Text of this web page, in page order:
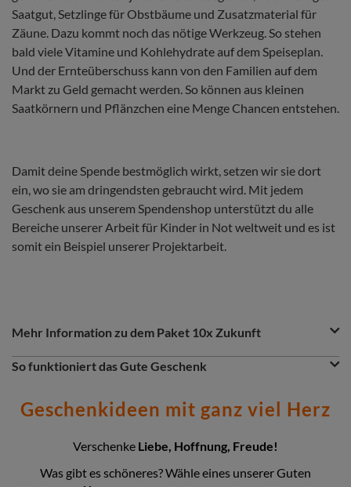
Saatgut, Setzlinge für Obstbäume und Zusatzmaterial für
Zäune. Dazu kommt noch das nötige Werkzeug. So stehen
bald viele Vitamine und Kohlehydrate auf dem Speiseplan.
Und der Ernteüberschuss kann von den Familien auf dem
Markt zu Geld gemacht werden. So können aus kleinen
Saatkörnern und Pflänzchen eine Menge Chancen entstehen.
Damit deine Spende bestmöglich wirkt, setzen wir sie dort
ein, wo sie am dringendsten gebraucht wird. Mit jedem
Geschenk aus unserem Spendenshop unterstützt du alle
Bereiche unserer Arbeit für Kinder in Not weltweit und es ist
somit ein Beispiel unserer Projektarbeit.
Question
Answer
Question
Mehr Information zu dem Paket 10x Zukunft
Question
So funktioniert das Gute Geschenk
eine greifbare Spende. Entscheidest du dich z.B. für das Paket
10x Zukunft, so wird dein Gutes Geschenk dort eingesetzt,
insbesondere in unseren Nothilfe- und
gerechte Welt ohne Armut ein.
Geschenkideen mit ganz viel Herz
Verschenke Liebe, Hoffnung, Freude!
Was gibt es schöneres? Wähle eines unserer Guten